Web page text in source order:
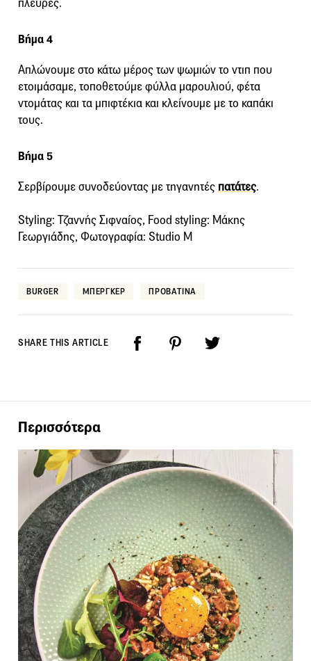
Βήμα 4
Απλώνουμε στο κάτω μέρος των ψωμιών το ντιπ που
ετοιμάσαμε, τοποθετούμε φύλλα μαρουλιού, φέτα
ντομάτας και τα μπιφτέκια και κλείνουμε με το καπάκι
τους.
Βήμα 5
Σερβίρουμε συνοδεύοντας με τηγανητές πατάτες.
Styling: Τζαννής Σιφναίος, Food styling: Μάκης
Γεωργιάδης, Φωτογραφία: Studio M
BURGER ΜΠΕΡΓΚΕΡ ΠΡΟΒΑΤΙΝΑ
SHARE THIS ARTICLE
Περισσότερα